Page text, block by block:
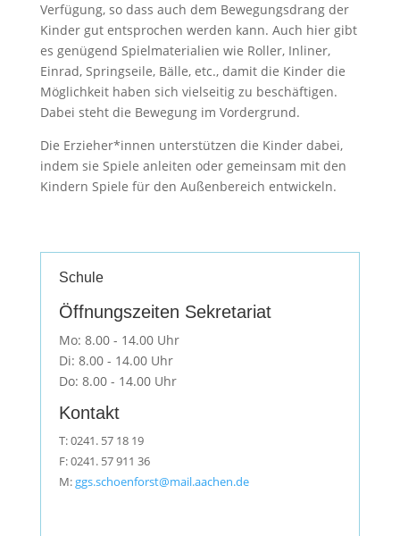
Verfügung, so dass auch dem Bewegungsdrangder
Kinder gut entsprochen werden kann. Auch hier gibt
es genügend Spielmaterialien wie Roller, Inliner,
Einrad, Springseile, Bälle, etc., damit die Kinder die
Möglichkeit haben sich vielseitig zu beschäftigen.
Dabei steht die Bewegung im Vordergrund.
Die Erzieher*innen unterstützen die Kinder dabei,
indem sie Spiele anleiten oder gemeinsam mit den
Kindern Spiele für den Außenbereich entwickeln.
Schule
Öffnungszeiten Sekretariat
Mo: 8.00 - 14.00 Uhr
Di: 8.00 - 14.00 Uhr
Do: 8.00 - 14.00 Uhr
Kontakt
T: 0241. 57 18 19
F: 0241. 57 911 36
M:ggs.schoenforst@mail.aachen.de